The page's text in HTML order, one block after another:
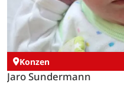
Konzen
Jaro Sundermann